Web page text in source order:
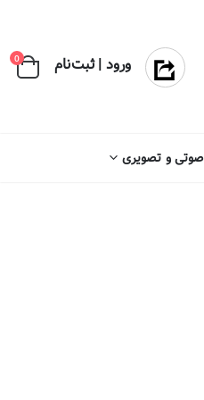
ورود | ثبت‌نام 0
صوتی و تصویری